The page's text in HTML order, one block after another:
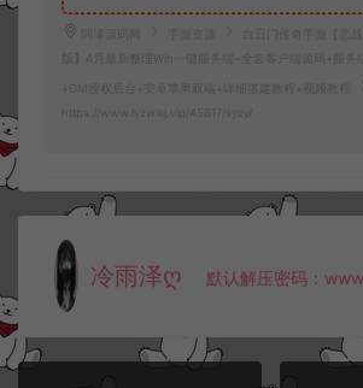
阿泽源码网 手游资源
白日门传奇手游【恋
版】4月最新整理Win一键服务端+全套客户端源码+服务
+GM授权后台+安卓苹果双端+详细搭建教程+视频教程
https://www.lyzwlkj.vip/45617/syzy/
冷雨泽ღ 默认解压密码：